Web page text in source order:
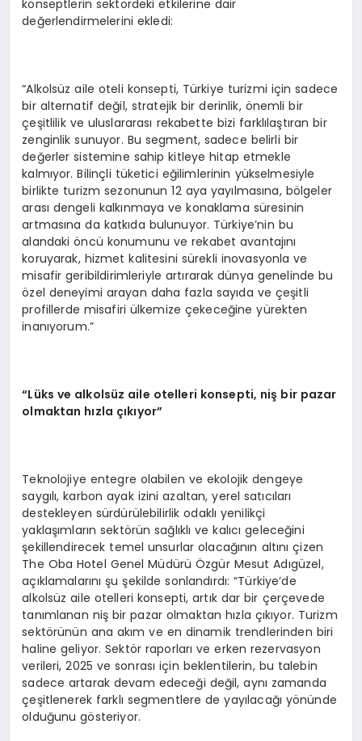
konseptlerin sektördeki etkilerine dair
değerlendirmelerini ekledi:
“Alkolsüz aile oteli konsepti, Türkiye turizmi için sadece
bir alternatif değil, stratejik bir derinlik, önemli bir
çeşitlilik ve uluslararası rekabette bizi farklılaştıran bir
zenginlik sunuyor. Bu segment, sadece belirli bir
değerler sistemine sahip kitleye hitap etmekle
kalmıyor. Bilinçli tüketici eğilimlerinin yükselmesiyle
birlikte turizm sezonunun 12 aya yayılmasına, bölgeler
arası dengeli kalkınmaya ve konaklama süresinin
artmasına da katkıda bulunuyor. Türkiye’nin bu
alandaki öncü konumunu ve rekabet avantajını
koruyarak, hizmet kalitesini sürekli inovasyonla ve
misafir geribildirimleriyle artırarak dünya genelinde bu
özel deneyimi arayan daha fazla sayıda ve çeşitli
profillerde misafiri ülkemize çekeceğine yürekten
inanıyorum.”
“Lüks ve alkolsüz aile otelleri konsepti, niş bir pazar
olmaktan hızla çıkıyor”
Teknolojiye entegre olabilen ve ekolojik dengeye
saygılı, karbon ayak izini azaltan, yerel satıcıları
destekleyen sürdürülebilirlik odaklı yenilikçi
yaklaşımların sektörün sağlıklı ve kalıcı geleceğini
şekillendirecek temel unsurlar olacağının altını çizen
The Oba Hotel Genel Müdürü Özgür Mesut Adıgüzel,
açıklamalarını şu şekilde sonlandırdı: “Türkiye’de
alkolsüz aile otelleri konsepti, artık dar bir çerçevede
tanımlanan niş bir pazar olmaktan hızla çıkıyor. Turizm
sektörünün ana akım ve en dinamik trendlerinden biri
haline geliyor. Sektör raporları ve erken rezervasyon
verileri, 2025 ve sonrası için beklentilerin, bu talebin
sadece artarak devam edeceği değil, aynı zamanda
çeşitlenerek farklı segmentlere de yayılacağı yönünde
olduğunu gösteriyor.